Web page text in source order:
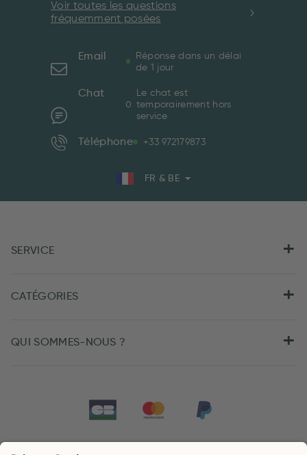
Voir toutes les questions
fréquemment posées
Email
Réponse dans un délai
de 1 jour
Chat
Le chat est
temporairement hors
service
Téléphone +33 972179873
FR & BE
SERVICE
CATÉGORIES
QUI SOMMES-NOUS ?